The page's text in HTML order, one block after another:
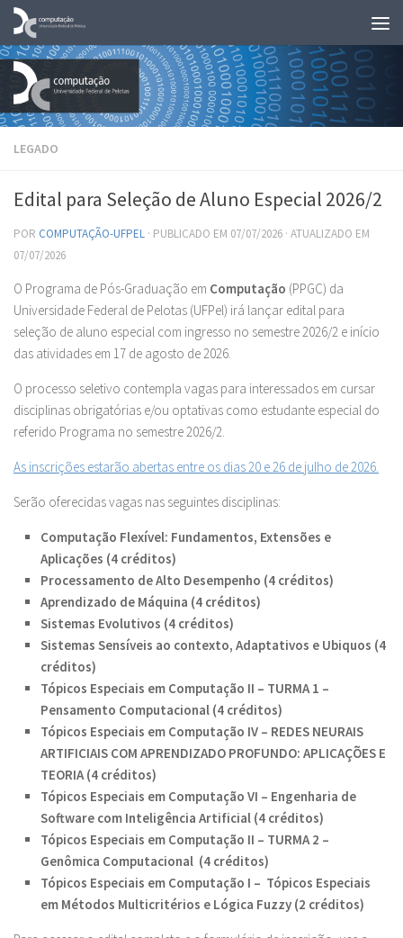
Skip to content
LEGADO
Edital para Seleção de Aluno Especial 2026/2
POR COMPUTAÇÃO-UFPEL · PUBLICADO EM 07/07/2026 · ATUALIZADO EM
07/07/2026
O Programa de Pós-Graduação em Computação (PPGC) da
Universidade Federal de Pelotas (UFPel) irá lançar edital para
seleção de aluno especial com ingresso no semestre 2026/2 e início
das atividades em 17 de agosto de 2026.
O processo seletivo contempla vagas para interessados em cursar
disciplinas obrigatórias e/ou optativas como estudante especial do
referido Programa no semestre 2026/2.
As inscrições estarão abertas entre os dias 20 e 26 de julho de 2026.
Serão oferecidas vagas nas seguintes disciplinas:
Computação Flexível: Fundamentos, Extensões e
Aplicações (4 créditos)
Processamento de Alto Desempenho (4 créditos)
Aprendizado de Máquina (4 créditos)
Sistemas Evolutivos (4 créditos)
Sistemas Sensíveis ao contexto, Adaptativos e Ubiquos (4
créditos)
Tópicos Especiais em Computação II – TURMA 1 –
Pensamento Computacional (4 créditos)
Tópicos Especiais em Computação IV – REDES NEURAIS
ARTIFICIAIS COM APRENDIZADO PROFUNDO: APLICAÇÕES E
TEORIA (4 créditos)
Tópicos Especiais em Computação VI – Engenharia de
Software com Inteligência Artificial (4 créditos)
Tópicos Especiais em Computação II – TURMA 2 –
Genômica Computacional (4 créditos)
Tópicos Especiais em Computação I – Tópicos Especiais
em Métodos Multicritérios e Lógica Fuzzy (2 créditos)